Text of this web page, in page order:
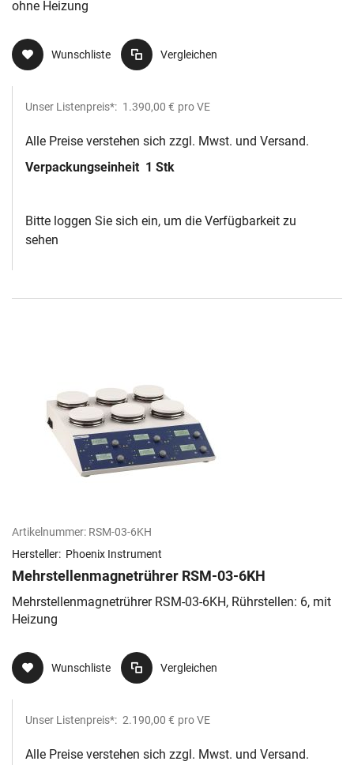
ohne Heizung
Wunschliste Vergleichen
Unser Listenpreis*: 1.390,00 € pro VE
Alle Preise verstehen sich zzgl. Mwst. und Versand.
Verpackungseinheit 1 Stk
Bitte loggen Sie sich ein, um die Verfügbarkeit zu
sehen
Artikelnummer: RSM-03-6KH
Hersteller: Phoenix Instrument
Mehrstellenmagnetrührer RSM-03-6KH
Mehrstellenmagnetrührer RSM-03-6KH, Rührstellen: 6, mit
Heizung
Wunschliste Vergleichen
Unser Listenpreis*: 2.190,00 € pro VE
Alle Preise verstehen sich zzgl. Mwst. und Versand.